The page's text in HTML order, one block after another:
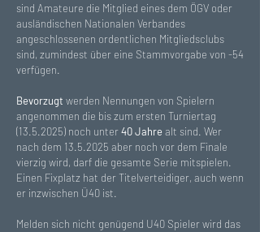
sind Amateure die Mitglied eines dem ÖGV oder
ausländischen Nationalen Verbandes
angeschlossenen ordentlichen Mitgliedsclubs
sind, zumindest über eine Stammvorgabe von -54
verfügen.
Bevorzugt werden Nennungen von Spielern
angenommen die bis zum ersten Turniertag
(13.5.2025) noch unter40 Jahre alt sind. Wer
nach dem 13.5.2025 aber noch vor dem Finale
vierzig wird, darf die gesamte Serie mitspielen.
Einen Fixplatz hat der Titelverteidiger, auch wenn
er inzwischen Ü40 ist.
Melden sich nicht genügend U40 Spieler wird das